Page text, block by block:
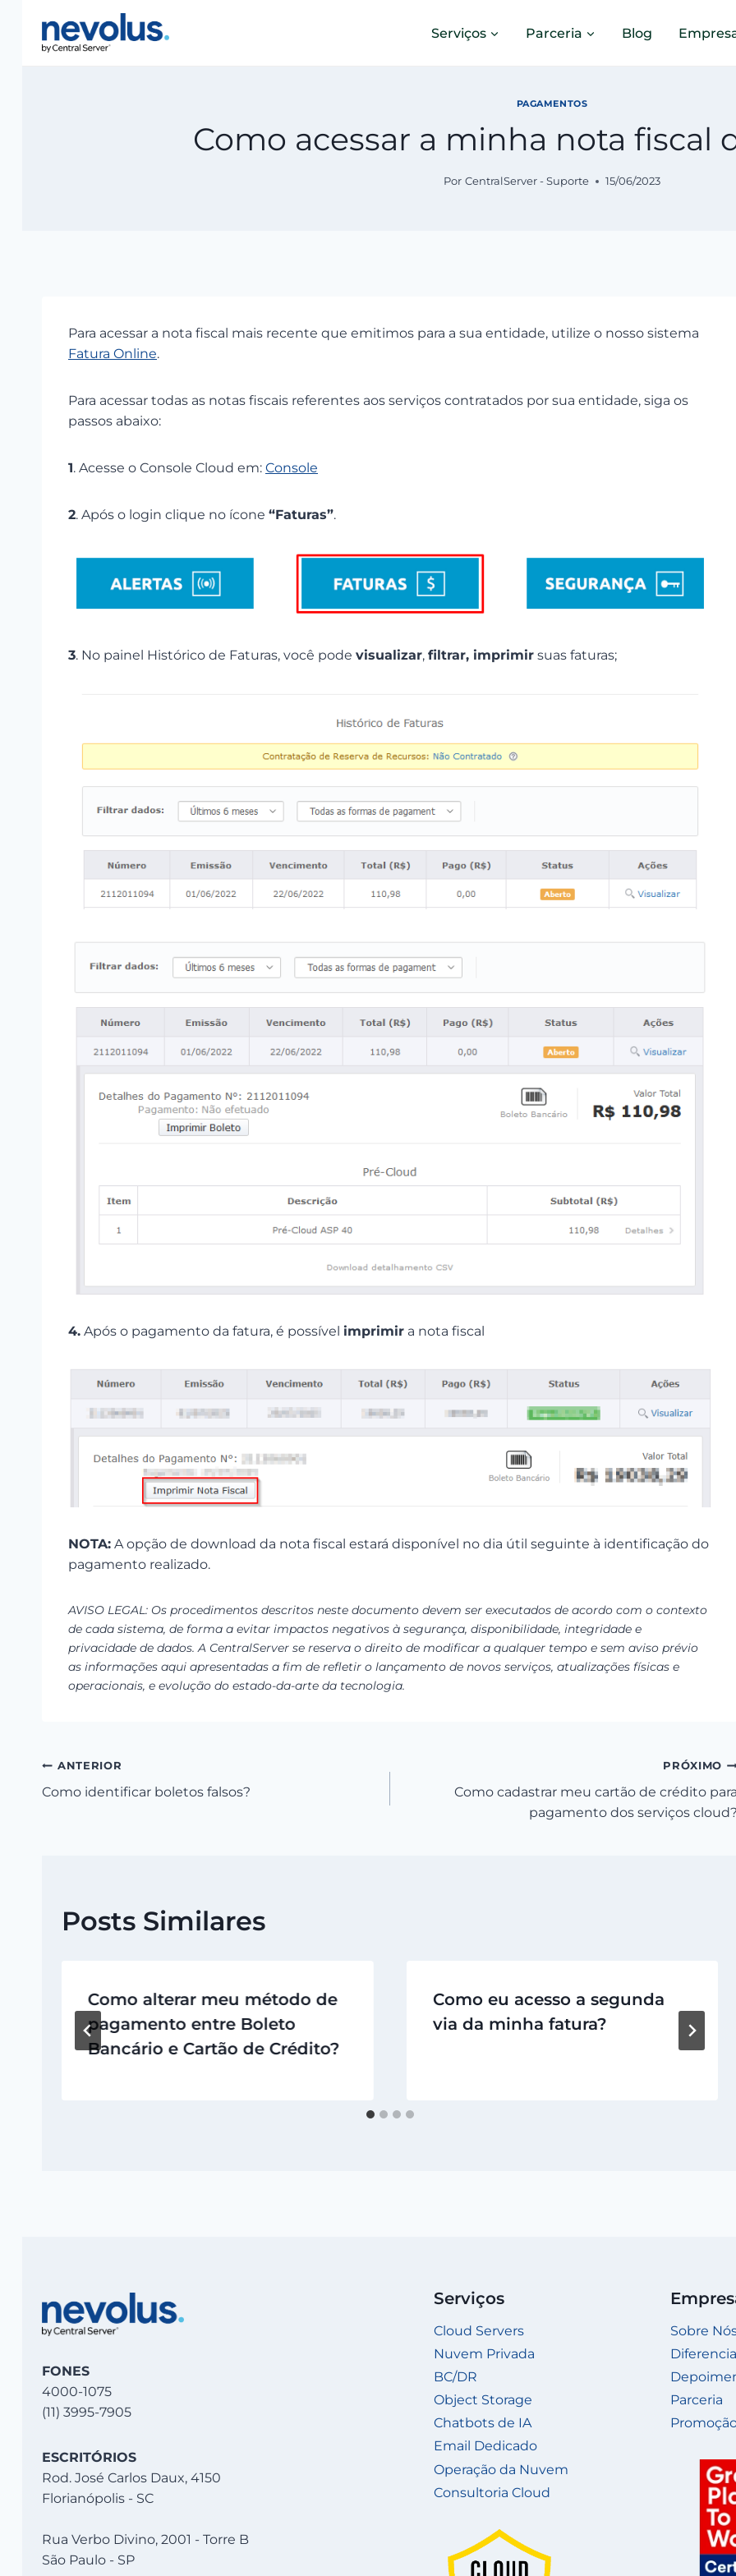
para
Serviços Parceria Blog
PAGAMENTOS
Como acessar a minha nota fiscal
Por CentralServer - Suporte 15/06/2023
Para acessar a nota fiscal mais recente que emitimos para a sua entidade, utilize o nosso sistema
Fatura Online.
Para acessar todas as notas fiscais referentes aos serviços contratados por sua entidade, siga os
passos abaixo:
1. Acesse o Console Cloud em: Console
2. Após o login clique no ícone “Faturas”.
3. No painel Histórico de Faturas, você pode visualizar, filtrar, imprimir suas faturas;
4. Após o pagamento da fatura, é possível imprimir a nota fiscal
NOTA: A opção de download da nota fiscal estará disponível no dia útil seguinte à identificação do
pagamento realizado.
AVISO LEGAL: Os procedimentos descritos neste documento devem ser executados de acordo com o contexto
de cada sistema, de forma a evitar impactos negativos à segurança, disponibilidade, integridade e
privacidade de dados. A CentralServer se reserva o direito de modificar a qualquer tempo e sem aviso prévio
as informações aqui apresentadas a fim de refletir o lançamento de novos serviços, atualizações físicas e
operacionais, e evolução do estado-da-arte da tecnologia.
Navegação
ANTERIOR
Como identificar boletos falsos?
PRÓXIMO
Como cadastrar meu cartão de crédito
pagamento dos serviços
Posts Similares
Como alterar meu método de
pagamento entre Boleto
Bancário e Cartão de Crédito?
Como eu acesso a segunda
via da minha fatura?
FONES
4000-1075
(11) 3995-7905
ESCRITÓRIOS
Rod. José Carlos Daux, 4150
Florianópolis - SC
Rua Verbo Divino, 2001 - Torre B
São Paulo - SP
Serviços
Cloud Servers
Nuvem Privada
BC/DR
Object Storage
Chatbots de IA
Email Dedicado
Operação da Nuvem
Consultoria Cloud
Sobre
Parceria